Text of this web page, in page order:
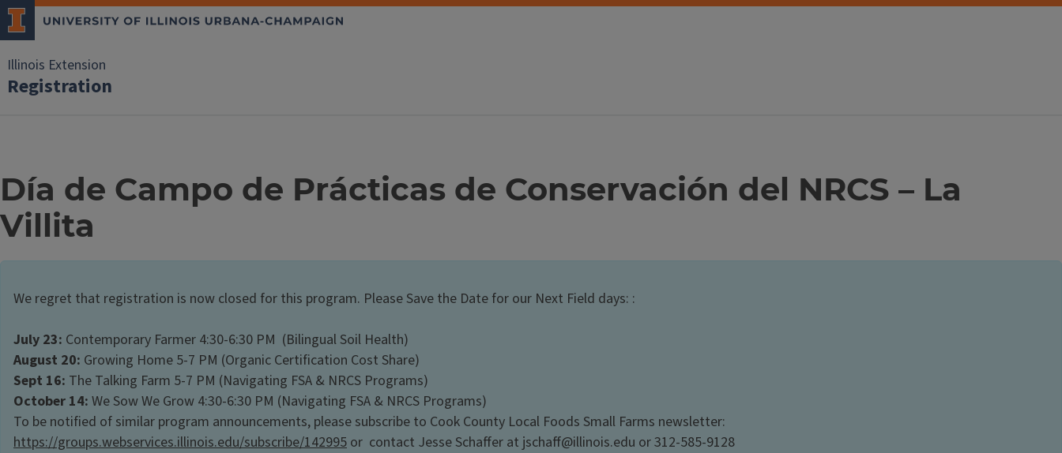
Illinois Extension
Registration
Día de Campo de Prácticas de Conservación del NRCS – La
Villita
We regret that registration is now closed for this program. Please Save the Date for our Next Field days: :
July 23: Contemporary Farmer 4:30-6:30 PM (Bilingual Soil Health)
August 20: Growing Home 5-7 PM (Organic Certification Cost Share)
Sept 16: The Talking Farm 5-7 PM (Navigating FSA & NRCS Programs)
October 14: We Sow We Grow 4:30-6:30 PM (Navigating FSA & NRCS Programs)
To be notified of similar program announcements, please subscribe to Cook County Local Foods Small Farms newsletter:
https://groups.webservices.illinois.edu/subscribe/142995 or contact Jesse Schaffer at jschaff@illinois.edu or 312-585-9128